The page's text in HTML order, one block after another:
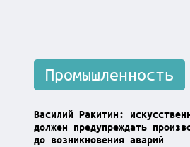
Posted
in
Промышленность
Василий Ракитин:
должен предупреждать
до возникновения аварий